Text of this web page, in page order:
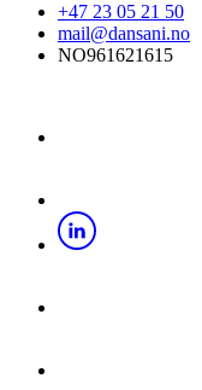
+47 23 05 21 50
mail@dansani.no
NO961621615